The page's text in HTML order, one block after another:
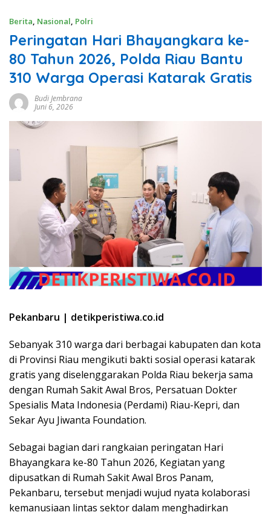
Berita, Nasional, Polri
Peringatan Hari Bhayangkara ke-
80 Tahun 2026, Polda Riau Bantu
310 Warga Operasi Katarak Gratis
Budi Jembrana
Juni 6, 2026
Pekanbaru | detikperistiwa.co.id
Sebanyak 310 warga dari berbagai kabupaten dan kota
di Provinsi Riau mengikuti bakti sosial operasi katarak
gratis yang diselenggarakan Polda Riau bekerja sama
dengan Rumah Sakit Awal Bros, Persatuan Dokter
Spesialis Mata Indonesia (Perdami) Riau-Kepri, dan
Sekar Ayu Jiwanta Foundation.
Sebagai bagian dari rangkaian peringatan Hari
Bhayangkara ke-80 Tahun 2026, Kegiatan yang
dipusatkan di Rumah Sakit Awal Bros Panam,
Pekanbaru, tersebut menjadi wujud nyata kolaborasi
kemanusiaan lintas sektor dalam menghadirkan